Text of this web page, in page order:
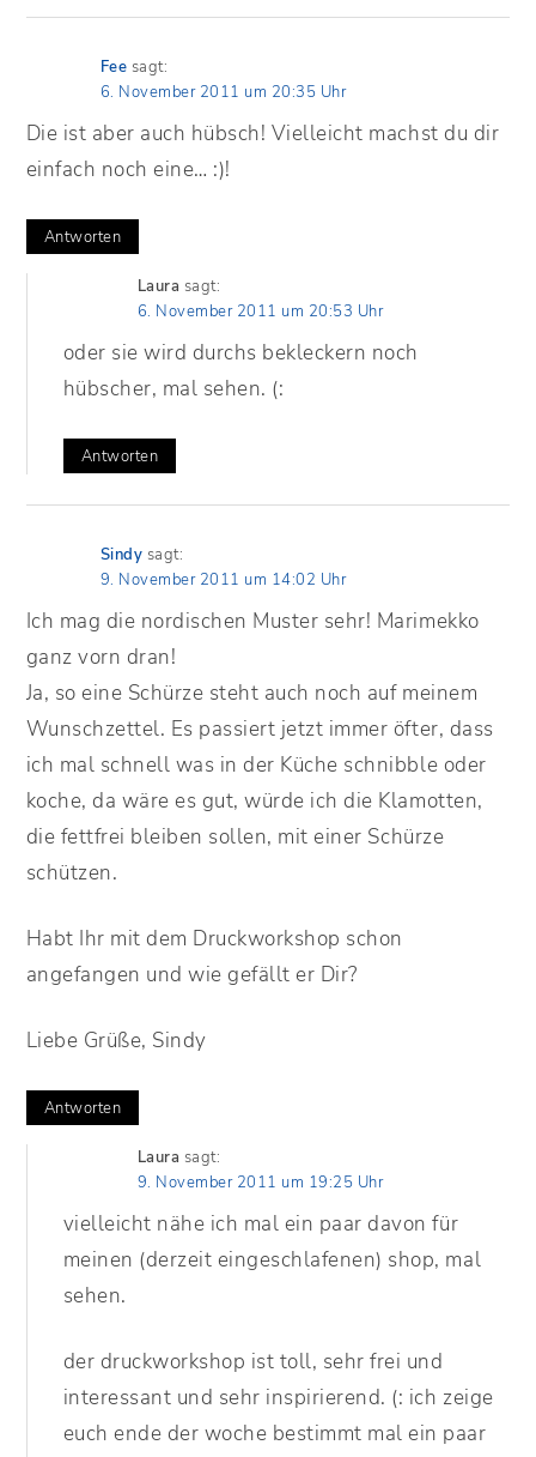
Fee sagt:
6. November 2011 um 20:35 Uhr
Die ist aber auch hübsch! Vielleicht machst du dir
einfach noch eine… :)!
Antworten
Laura sagt:
6. November 2011 um 20:53 Uhr
oder sie wird durchs bekleckern noch
hübscher, mal sehen. (:
Antworten
Sindy sagt:
9. November 2011 um 14:02 Uhr
Ich mag die nordischen Muster sehr! Marimekko
ganz vorn dran!
Ja, so eine Schürze steht auch noch auf meinem
Wunschzettel. Es passiert jetzt immer öfter, dass
ich mal schnell was in der Küche schnibble oder
koche, da wäre es gut, würde ich die Klamotten,
die fettfrei bleiben sollen, mit einer Schürze
schützen.
Habt Ihr mit dem Druckworkshop schon
angefangen und wie gefällt er Dir?
Liebe Grüße, Sindy
Antworten
Laura sagt:
9. November 2011 um 19:25 Uhr
vielleicht nähe ich mal ein paar davon für
meinen (derzeit eingeschlafenen) shop, mal
sehen.
der druckworkshop ist toll, sehr frei und
interessant und sehr inspirierend. (: ich zeige
euch ende der woche bestimmt mal ein paar